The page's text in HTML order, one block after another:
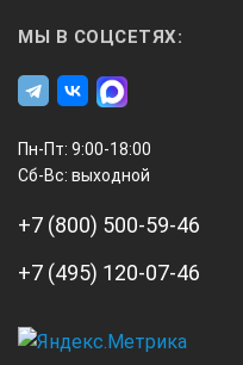
Длина СОП, мм
Радиус СОП, мм
МЫ В СОЦСЕТЯХ:
Пн-Пт: 9:00-18:00
Сб-Вс: выходной
+7 (800) 500-59-46
+7 (495) 120-07-46